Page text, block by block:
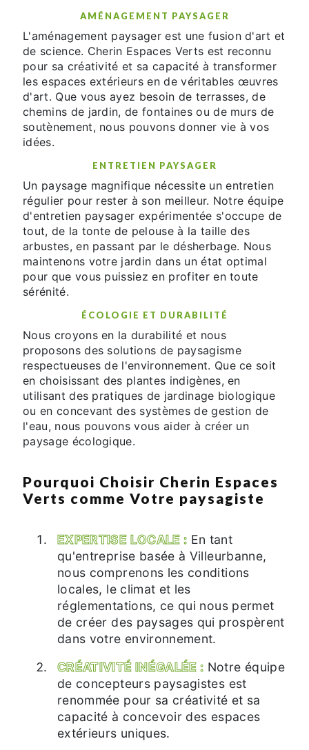
AMÉNAGEMENT PAYSAGER
L'aménagement paysager est une fusion d'art et
de science. Cherin Espaces Verts est reconnu
pour sa créativité et sa capacité à transformer
les espaces extérieurs en de véritables œuvres
d'art. Que vous ayez besoin de terrasses, de
chemins de jardin, de fontaines ou de murs de
soutènement, nous pouvons donner vie à vos
idées.
ENTRETIEN PAYSAGER
Un paysage magnifique nécessite un entretien
régulier pour rester à son meilleur. Notre équipe
d'entretien paysager expérimentée s'occupe de
tout, de la tonte de pelouse à la taille des
arbustes, en passant par le désherbage. Nous
maintenons votre jardin dans un état optimal
pour que vous puissiez en profiter en toute
sérénité.
ÉCOLOGIE ET DURABILITÉ
Nous croyons en la durabilité et nous
proposons des solutions de paysagisme
respectueuses de l'environnement. Que ce soit
en choisissant des plantes indigènes, en
utilisant des pratiques de jardinage biologique
ou en concevant des systèmes de gestion de
l'eau, nous pouvons vous aider à créer un
paysage écologique.
Pourquoi Choisir Cherin Espaces
Verts comme Votre paysagiste
EXPERTISE LOCALE : En tant
qu'entreprise basée à Villeurbanne,
nous comprenons les conditions
locales, le climat et les
réglementations, ce qui nous permet
de créer des paysages qui prospèrent
dans votre environnement.
CRÉATIVITÉ INÉGALÉE : Notre équipe
de concepteurs paysagistes est
renommée pour sa créativité et sa
capacité à concevoir des espaces
extérieurs uniques.